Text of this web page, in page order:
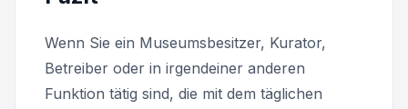
Wenn Sie ein Museumsbesitzer, Kurator,
Betreiber oder in irgendeiner anderen
Funktion tätig sind, die mit dem täglichen